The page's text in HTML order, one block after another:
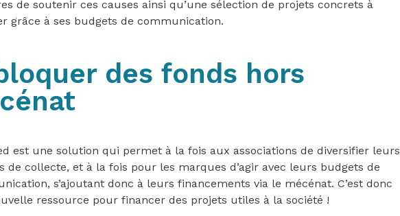
de soutenir ces causes ainsi qu’une sélection de projets concrets à
grâce à ses budgets de communication.
des fonds hors
est une solution qui permet à la fois aux associations de diversifier leurs
de collecte, et à la fois pour les marques d’agir avec leurs budgets de
s’ajoutant donc à leurs financements via le mécénat. C’est donc
ressource pour financer des projets utiles à la société !